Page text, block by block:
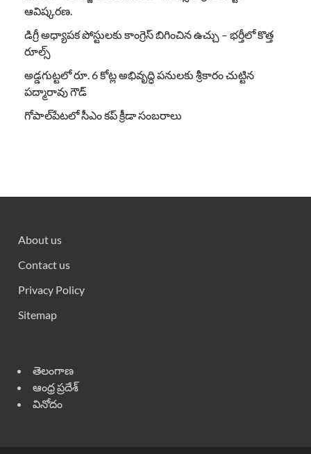
ఆవిష్కరణ.
డిగ్రీ అధ్యాపక పోస్టులకు కాంగ్రెస్ బిగించిన ఉచ్చు – భర్తీలో కొత్త
రూల్స్
అడ్డగుట్టలో రూ. 6 కోట్ల అభివృద్ధి పనులకు శ్రీకారం చుట్టిన
పద్మారావు గౌడ్
గోపాల్‌పేటలో సీఎం కప్ క్రీడా సంబరాలు
About us
Contact us
Privacy Policy
Sitemap
తెలంగాణ
ఆంధ్ర ప్రదేశ్
వినోదం